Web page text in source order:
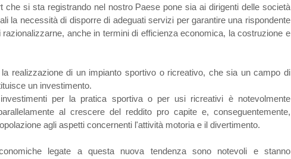
che si sta registrando nel nostro Paese pone sia ai dirigenti delle società
la necessità di disporre di adeguati servizi per garantire una rispondente
anche in termini di efficienza economica, la costruzione e
realizzazione di un impianto sportivo o ricreativo, che sia un campo di
un investimento.
per la pratica sportiva o per usi ricreativi è notevolmente
al crescere del reddito pro capite e, conseguentemente,
agli aspetti concernenti l'attività motoria e il divertimento.
legate a questa nuova tendenza sono notevoli e stanno